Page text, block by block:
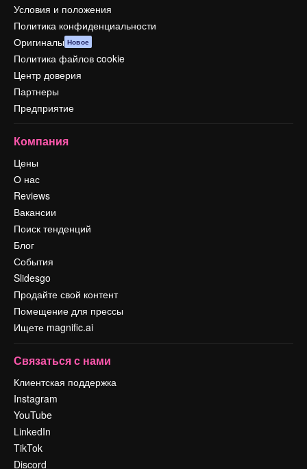
Условия и положения
Политика конфиденциальности
Оригиналы Новое
Политика файлов cookie
Центр доверия
Партнеры
Предприятие
Компания
Цены
О нас
Reviews
Вакансии
Поиск тенденций
Блог
События
Slidesgo
Продайте свой контент
Помещение для прессы
Ищете magnific.ai
Связаться с нами
Клиентская поддержка
Instagram
YouTube
LinkedIn
TikTok
Discord